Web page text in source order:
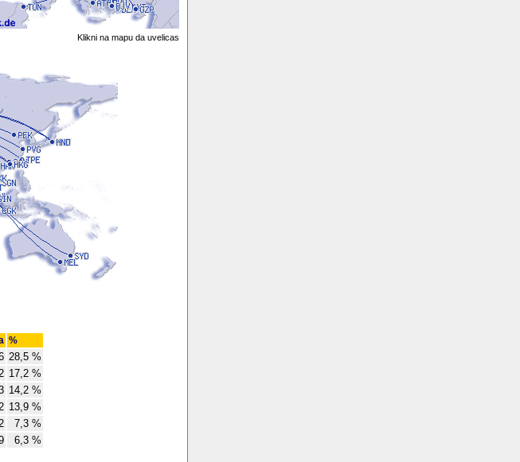
Klikni na mapu da uvelicas
%
28,5 %
17,2 %
14,2 %
13,9 %
7,3 %
6,3 %